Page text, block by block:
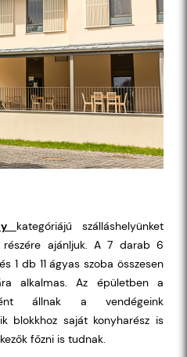
kategóriájú szálláshelyünket
ajánljuk. A 7 darab 6
1 db 11 ágyas szoba összesen
alkalmas. Az épületben a
állnak a vendégeink
blokkhoz saját konyharész is
főzni is tudnak.